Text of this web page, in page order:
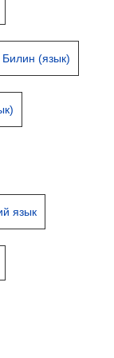
Билин (язык)
язык